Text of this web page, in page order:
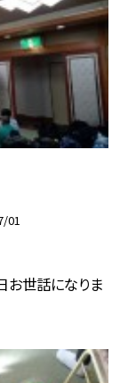
01
お世話になりま